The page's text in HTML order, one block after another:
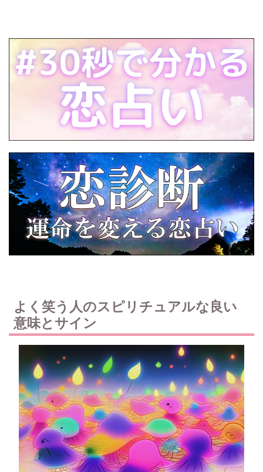
よく笑う人のスピリチュアルな良い
意味とサイン